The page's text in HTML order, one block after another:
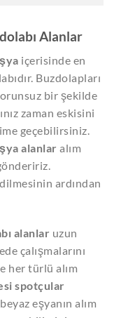
Alanlar
içerisinde en
Buzdolapları
bir şekilde
zaman eskisini
geçebilirsiniz.
alanlar alım
ardından
alanlar uzun
çalışmalarını
her türlü alım
spotçular
eşyanın alım